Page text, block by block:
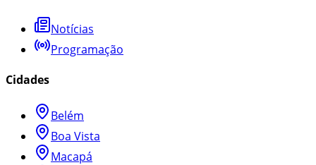
Notícias
Programação
Cidades
Belém
Boa Vista
Macapá